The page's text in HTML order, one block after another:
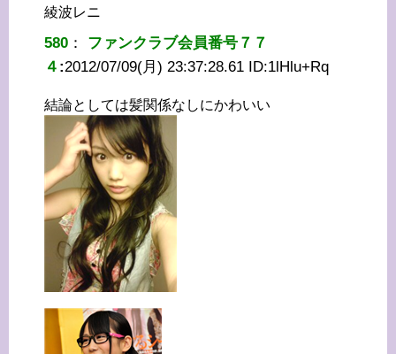
綾波レニ
580 ： ファンクラブ会員番号７７
４ :2012/07/09(月) 23:37:28.61 ID:1lHlu+Rq
結論としては髪関係なしにかわいい